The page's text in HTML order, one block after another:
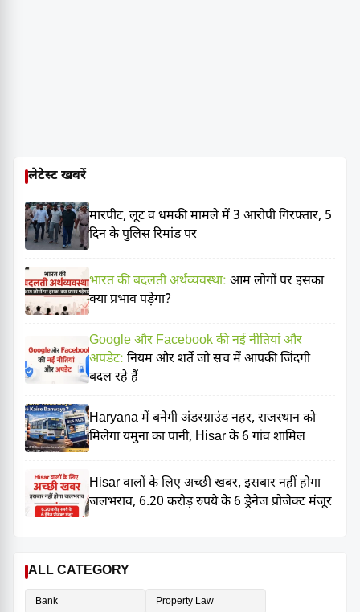
लेटेस्ट खबरें
मारपीट, लूट व धमकी मामले में 3 आरोपी गिरफ्तार, 5
दिन के पुलिस रिमांड पर
भारत की बदलती अर्थव्यवस्था: आम लोगों पर इसका
क्या प्रभाव पड़ेगा?
Google और Facebook की नई नीतियां और
अपडेट: नियम और शर्तें जो सच में आपकी जिंदगी
बदल रहे हैं
Haryana में बनेगी अंडरग्राउंड नहर, राजस्थान को
मिलेगा यमुना का पानी, Hisar के 6 गांव शामिल
Hisar वालों के लिए अच्छी खबर, इसबार नहीं होगा
जलभराव, 6.20 करोड़ रुपये के 6 ड्रेनेज प्रोजेक्ट मंजूर
ALL CATEGORY
Bank
Property Law